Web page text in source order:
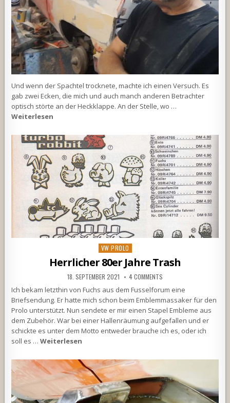
Und wenn der Spachtel trocknete, machte ich einen Versuch. Es
gab zwei Ecken, die mich und auch manch anderen Betrachter
optisch störte an der Heckklappe. An der Stelle, wo …
Weiterlesen
Posted
in
VW PROLO
Herrlicher 80er Jahre Trash
18. SEPTEMBER 2021 4 COMMENTS
Ich bekam letzthin von Fuchs aus dem Fusselforum eine
Briefsendung. Er hatte mich schon beim Emblemmassaker für den
Prolo unterstützt. Nun sendete er mir einen Stapel Embleme aus
dem Zubehör. War bei einer Hallenräumung aufgefallen und er
schickte es unter dem Motto entweder brauche ich es, oder ich
soll es …Weiterlesen